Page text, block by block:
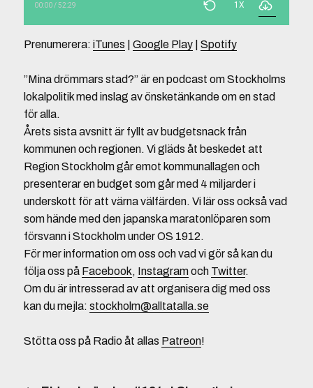
00:00/52:29 1X
Prenumerera: iTunes Google Play| Spotify
”Mina drömmars stad?” är en podcast om Stockholms
lokalpolitik med inslag av önsketänkande om en stad
för alla.
Årets sista avsnitt är fyllt av budgetsnack från
kommunen och regionen. Vi gläds åt beskedet att
Region Stockholm går emot kommunallagen och
presenterar en budget som går med 4 miljarder i
underskott för att värna välfärden. Vi lär oss också vad
som hände med den japanska maratonlöparen som
försvann i Stockholm under OS 1912.
För mer information om oss och vad vi gör så kan du
följa oss på Facebook, Instagramoch Twitter.
Om du är intresserad av att organisera dig med oss
kan du mejla: stockholm@alltatalla.se
Stötta oss på Radio åt allas Patreon!